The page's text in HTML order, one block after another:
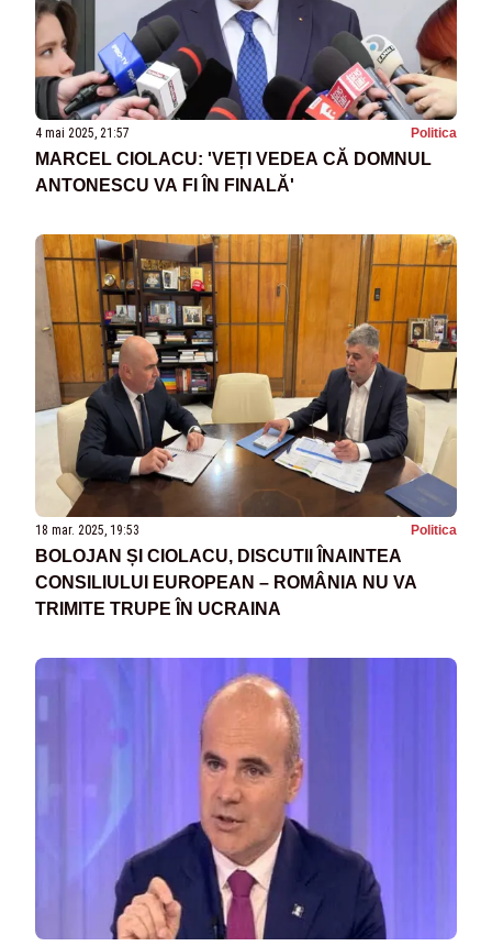
4 mai 2025, 21:57 Politica
MARCEL CIOLACU: 'VEȚI VEDEA CĂ DOMNUL
ANTONESCU VA FI ÎN FINALĂ'
18 mar. 2025, 19:53 Politica
BOLOJAN ȘI CIOLACU, DISCUTII ÎNAINTEA
CONSILIULUI EUROPEAN – ROMÂNIA NU VA
TRIMITE TRUPE ÎN UCRAINA